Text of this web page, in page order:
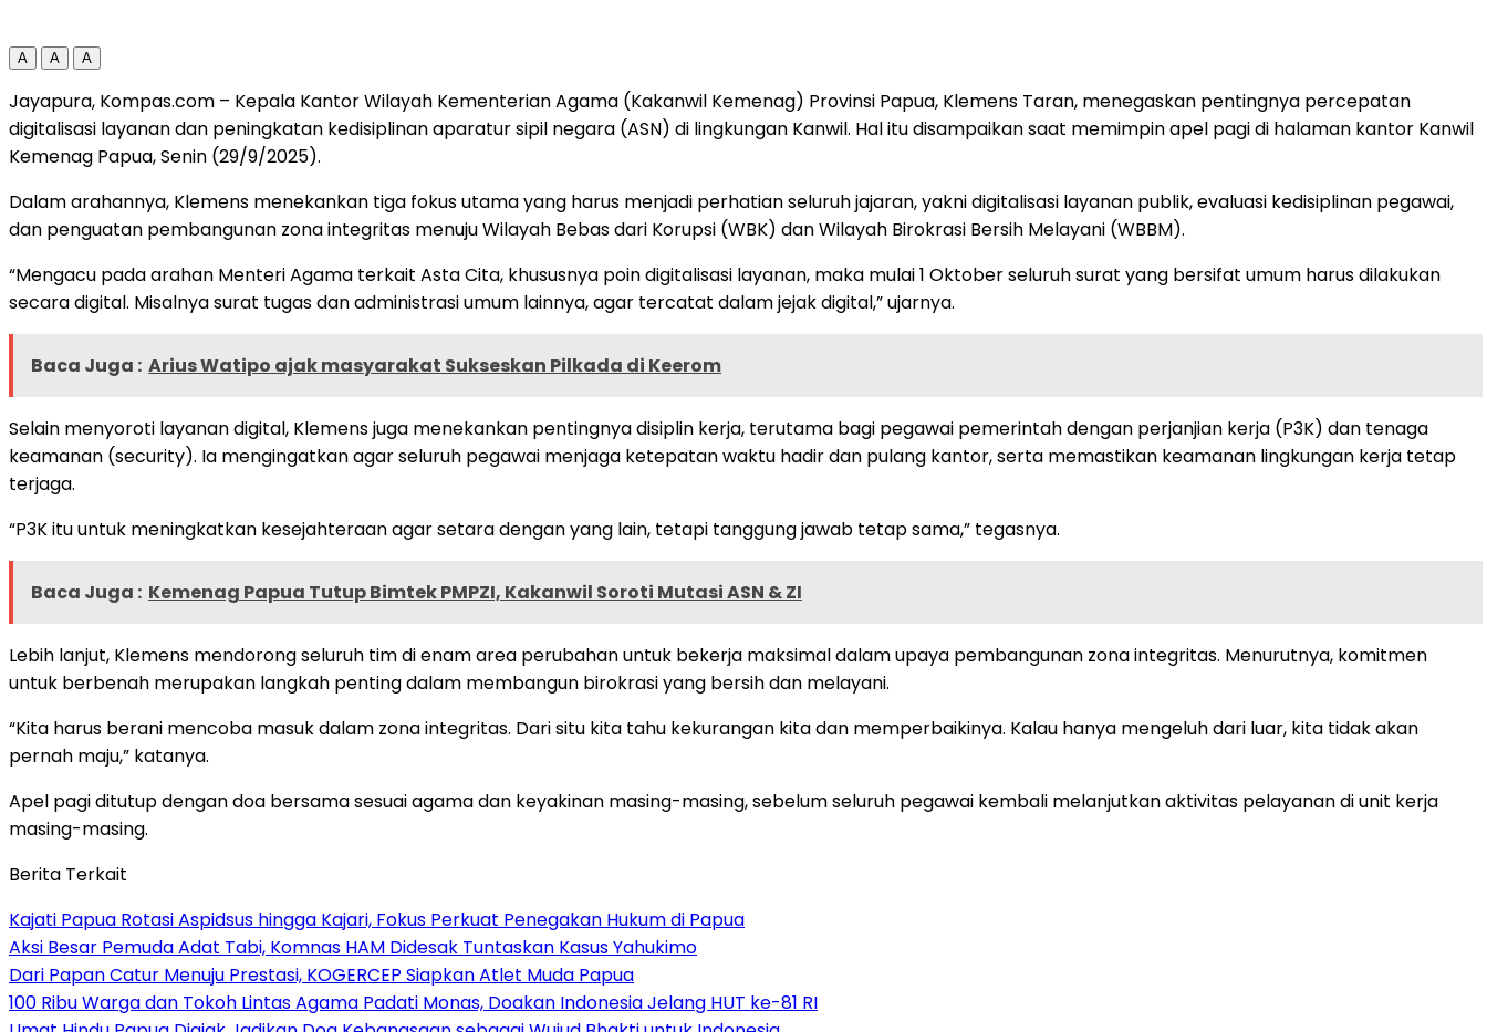
A A A
Jayapura, Kompas.com – Kepala Kantor Wilayah Kementerian Agama (Kakanwil Kemenag) Provinsi Papua, Klemens Taran, menegaskan pentingnya percepatan
digitalisasi layanan dan peningkatan kedisiplinan aparatur sipil negara (ASN) di lingkungan Kanwil. Hal itu disampaikan saat memimpin apel pagi di halaman kantor Kanwil
Kemenag Papua, Senin (29/9/2025).
Dalam arahannya, Klemens menekankan tiga fokus utama yang harus menjadi perhatian seluruh jajaran, yakni digitalisasi layanan publik, evaluasi kedisiplinan pegawai,
dan penguatan pembangunan zona integritas menuju Wilayah Bebas dari Korupsi (WBK) dan Wilayah Birokrasi Bersih Melayani (WBBM).
“Mengacu pada arahan Menteri Agama terkait Asta Cita, khususnya poin digitalisasi layanan, maka mulai 1 Oktober seluruh surat yang bersifat umum harus dilakukan
secara digital. Misalnya surat tugas dan administrasi umum lainnya, agar tercatat dalam jejak digital,” ujarnya.
Baca Juga : Arius Watipo ajak masyarakat Sukseskan Pilkada di Keerom
Selain menyoroti layanan digital, Klemens juga menekankan pentingnya disiplin kerja, terutama bagi pegawai pemerintah dengan perjanjian kerja (P3K) dan tenaga
keamanan (security). Ia mengingatkan agar seluruh pegawai menjaga ketepatan waktu hadir dan pulang kantor, serta memastikan keamanan lingkungan kerja tetap
terjaga.
“P3K itu untuk meningkatkan kesejahteraan agar setara dengan yang lain, tetapi tanggung jawab tetap sama,” tegasnya.
Baca Juga : Kemenag Papua Tutup Bimtek PMPZI, Kakanwil Soroti Mutasi ASN & ZI
Lebih lanjut, Klemens mendorong seluruh tim di enam area perubahan untuk bekerja maksimal dalam upaya pembangunan zona integritas. Menurutnya, komitmen
untuk berbenah merupakan langkah penting dalam membangun birokrasi yang bersih dan melayani.
“Kita harus berani mencoba masuk dalam zona integritas. Dari situ kita tahu kekurangan kita dan memperbaikinya. Kalau hanya mengeluh dari luar, kita tidak akan
pernah maju,” katanya.
Apel pagi ditutup dengan doa bersama sesuai agama dan keyakinan masing-masing, sebelum seluruh pegawai kembali melanjutkan aktivitas pelayanan di unit kerja
masing-masing.
Berita Terkait
Kajati Papua Rotasi Aspidsus hingga Kajari, Fokus Perkuat Penegakan Hukum di Papua
Aksi Besar Pemuda Adat Tabi, Komnas HAM Didesak Tuntaskan Kasus Yahukimo
Dari Papan Catur Menuju Prestasi, KOGERCEP Siapkan Atlet Muda Papua
100 Ribu Warga dan Tokoh Lintas Agama Padati Monas, Doakan Indonesia Jelang HUT ke-81 RI